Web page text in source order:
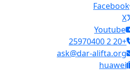
Facebook
X
Youtube
+20 2 25970400
ask@dar-alifta.org
huawei